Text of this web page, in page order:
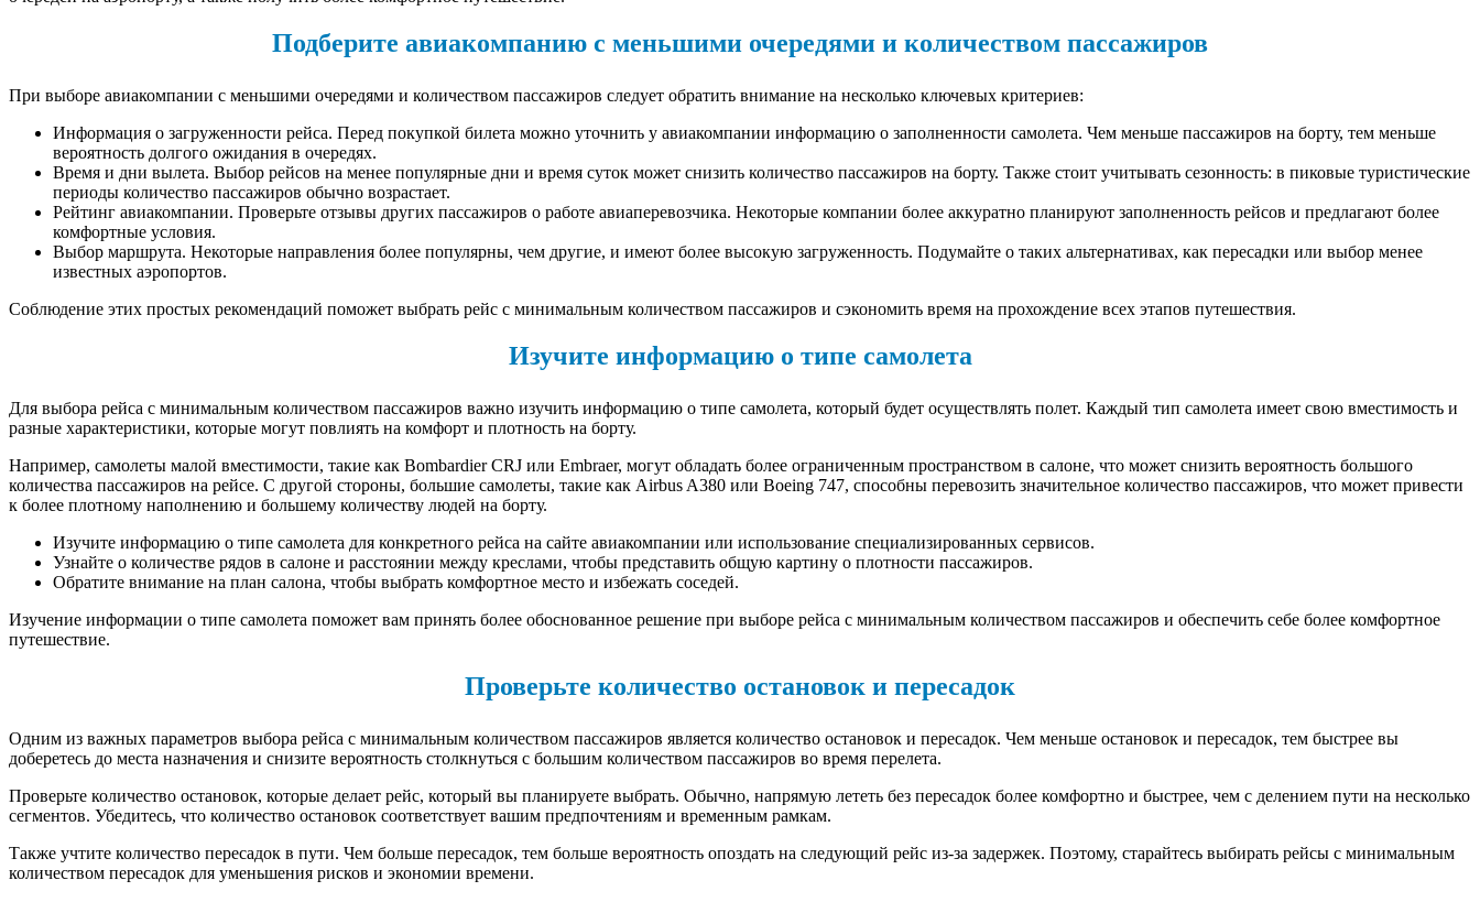
Подберите авиакомпанию с меньшими очередями и количеством пассажиров
При выборе авиакомпании с меньшими очередями и количеством пассажиров следует обратить внимание на несколько ключевых критериев:
Информация о загруженности рейса. Перед покупкой билета можно уточнить у авиакомпании информацию о заполненности самолета. Чем меньше пассажиров на борту, тем меньше
вероятность долгого ожидания в очередях.
Время и дни вылета. Выбор рейсов на менее популярные дни и время суток может снизить количество пассажиров на борту. Также стоит учитывать сезонность: в пиковые туристические
периоды количество пассажиров обычно возрастает.
Рейтинг авиакомпании. Проверьте отзывы других пассажиров о работе авиаперевозчика. Некоторые компании более аккуратно планируют заполненность рейсов и предлагают более
комфортные условия.
Выбор маршрута. Некоторые направления более популярны, чем другие, и имеют более высокую загруженность. Подумайте о таких альтернативах, как пересадки или выбор менее
известных аэропортов.
Соблюдение этих простых рекомендаций поможет выбрать рейс с минимальным количеством пассажиров и сэкономить время на прохождение всех этапов путешествия.
Изучите информацию о типе самолета
Для выбора рейса с минимальным количеством пассажиров важно изучить информацию о типе самолета, который будет осуществлять полет. Каждый тип самолета имеет свою вместимость и
разные характеристики, которые могут повлиять на комфорт и плотность на борту.
Например, самолеты малой вместимости, такие как Bombardier CRJ или Embraer, могут обладать более ограниченным пространством в салоне, что может снизить вероятность большого
количества пассажиров на рейсе. С другой стороны, большие самолеты, такие как Airbus A380 или Boeing 747, способны перевозить значительное количество пассажиров, что может привести
к более плотному наполнению и большему количеству людей на борту.
Изучите информацию о типе самолета для конкретного рейса на сайте авиакомпании или использование специализированных сервисов.
Узнайте о количестве рядов в салоне и расстоянии между креслами, чтобы представить общую картину о плотности пассажиров.
Обратите внимание на план салона, чтобы выбрать комфортное место и избежать соседей.
Изучение информации о типе самолета поможет вам принять более обоснованное решение при выборе рейса с минимальным количеством пассажиров и обеспечить себе более комфортное
путешествие.
Проверьте количество остановок и пересадок
Одним из важных параметров выбора рейса с минимальным количеством пассажиров является количество остановок и пересадок. Чем меньше остановок и пересадок, тем быстрее вы
доберетесь до места назначения и снизите вероятность столкнуться с большим количеством пассажиров во время перелета.
Проверьте количество остановок, которые делает рейс, который вы планируете выбрать. Обычно, напрямую лететь без пересадок более комфортно и быстрее, чем с делением пути на несколько
сегментов. Убедитесь, что количество остановок соответствует вашим предпочтениям и временным рамкам.
Также учтите количество пересадок в пути. Чем больше пересадок, тем больше вероятность опоздать на следующий рейс из-за задержек. Поэтому, старайтесь выбирать рейсы с минимальным
количеством пересадок для уменьшения рисков и экономии времени.